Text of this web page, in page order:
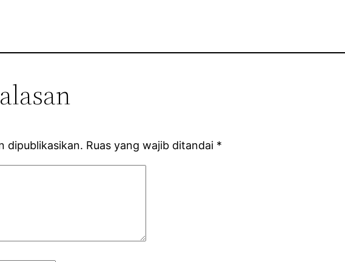
dipublikasikan. Ruas yang wajib ditandai *